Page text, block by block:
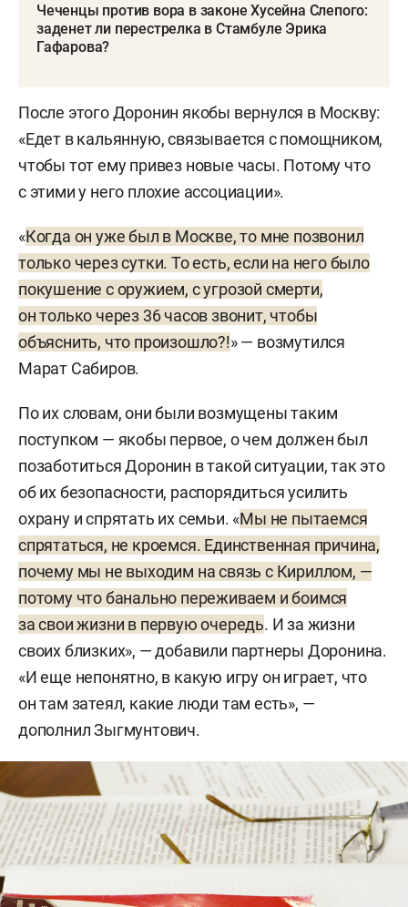
Чеченцы против вора в законе Хусейна Слепого:
заденет ли перестрелка в Стамбуле Эрика
Гафарова?
После этого Доронин якобы вернулся в Москву:
«Едет в кальянную, связывается с помощником,
чтобы тот ему привез новые часы. Потому что
с этими у него плохие ассоциации».
«Когда он уже был в Москве, то мне позвонил
только через сутки. То есть, если на него было
покушение с оружием, с угрозой смерти,
он только через 36 часов звонит, чтобы
объяснить, что произошло?!» — возмутился
Марат Сабиров.
По их словам, они были возмущены таким
поступком — якобы первое, о чем должен был
позаботиться Доронин в такой ситуации, так это
об их безопасности, распорядиться усилить
охрану и спрятать их семьи. «Мы не пытаемся
спрятаться, не кроемся. Единственная причина,
почему мы не выходим на связь с Кириллом, —
потому что банально переживаем и боимся
за свои жизни в первую очередь. И за жизни
своих близких», — добавили партнеры Доронина.
«И еще непонятно, в какую игру он играет, что
он там затеял, какие люди там есть», —
дополнил Зыгмунтович.